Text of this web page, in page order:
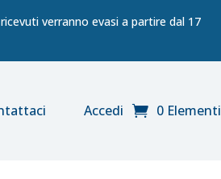
verranno evasi a partire dal 17
Accedi 0 Elementi